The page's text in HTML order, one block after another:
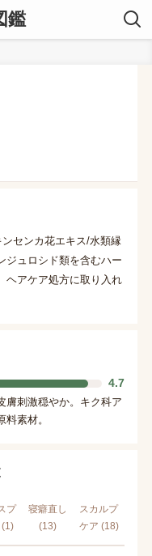
鑑
センカ花エキス/水類縁
ジュロシド類を含むハー
ヘアケア処方に取り入れ
4.7
膚刺激穏やか。キク科ア
素材。
プ
(1)
寝癖直し
(13)
スカルプ
ケア (18)